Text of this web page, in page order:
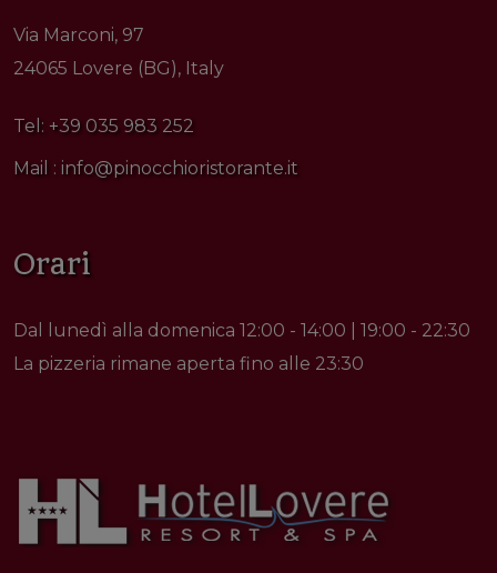
Via Marconi, 97
24065 Lovere (BG), Italy
Tel: +39 035 983 252
Mail : info@pinocchioristorante.it
Orari
Dal lunedì alla domenica 12:00 - 14:00 | 19:00 - 22:30
La pizzeria rimane aperta fino alle 23:30